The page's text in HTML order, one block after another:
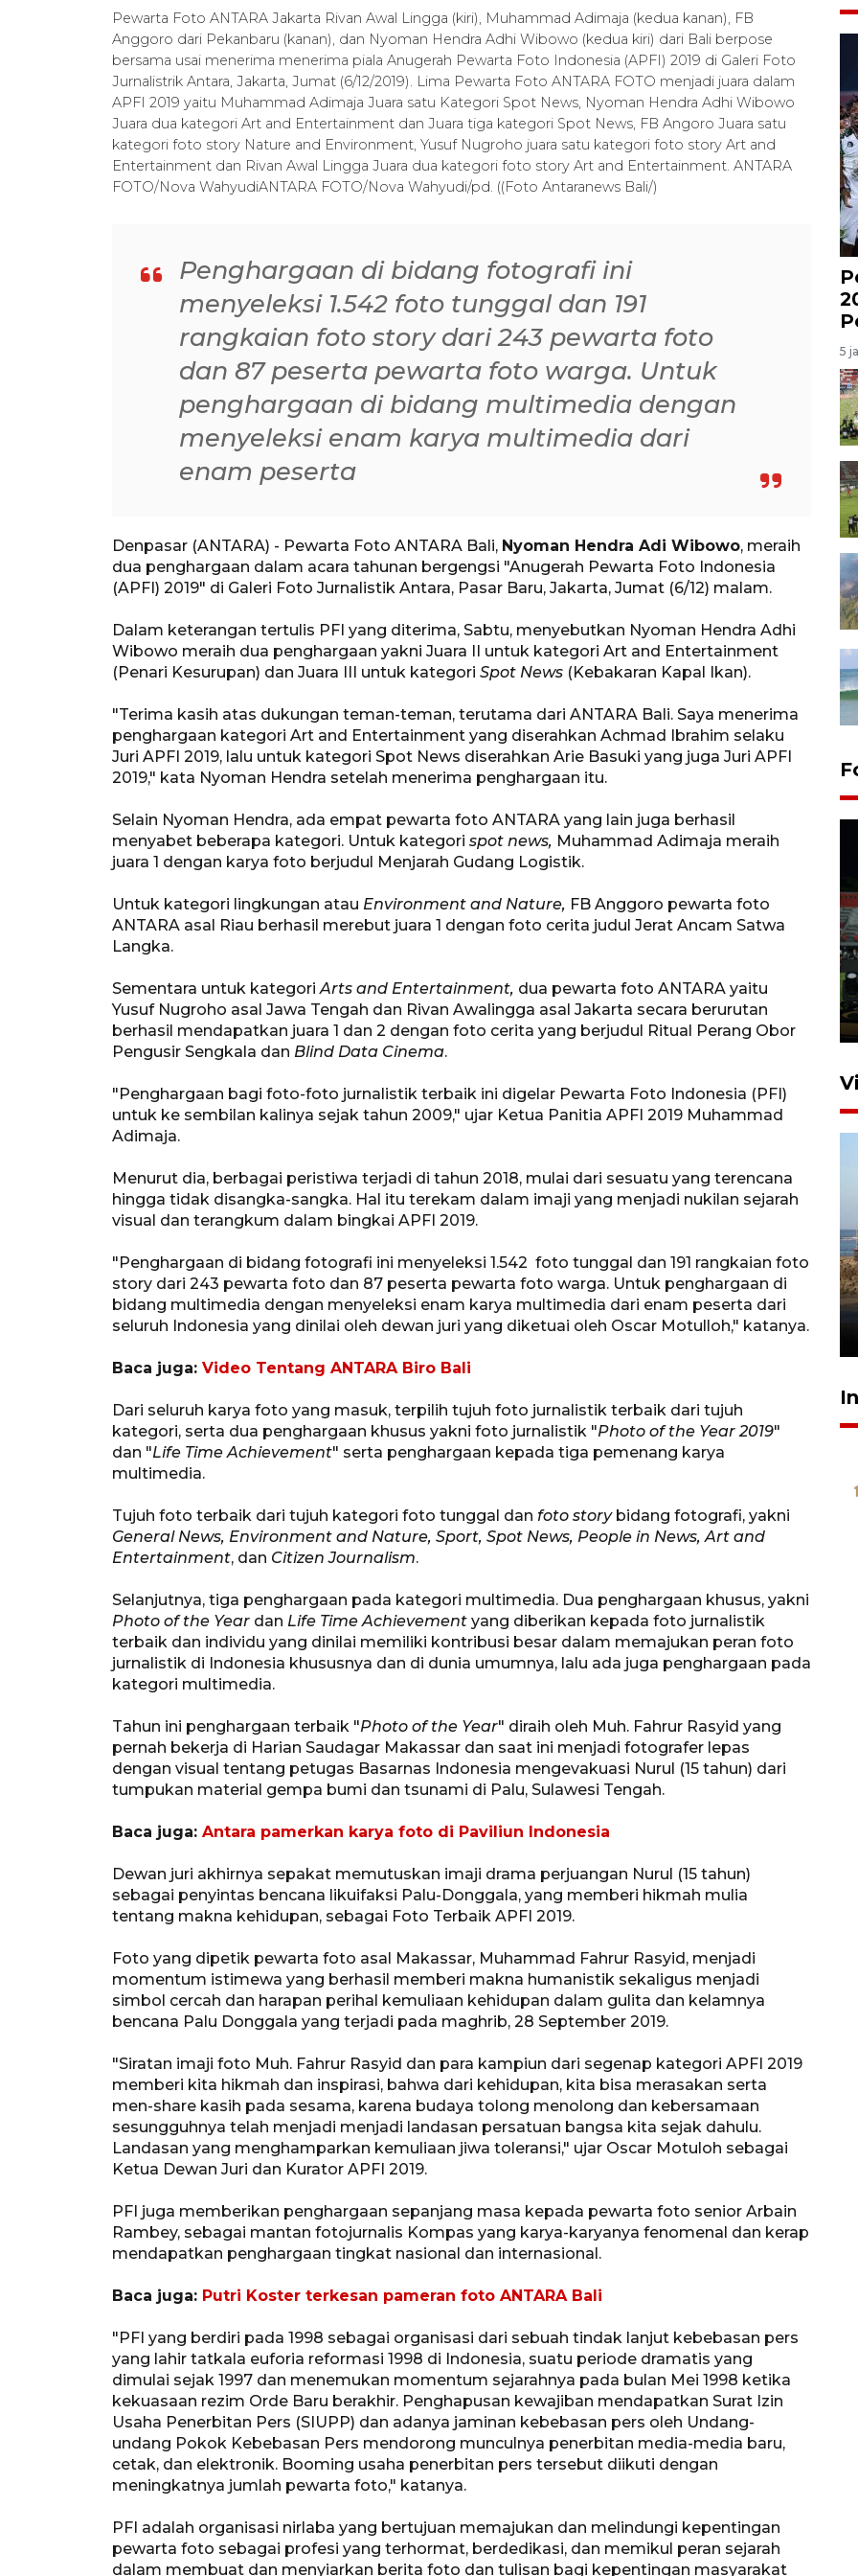
Pewarta Foto ANTARA Jakarta Rivan Awal Lingga (kiri), Muhammad Adimaja (kedua kanan), FB
Anggoro dari Pekanbaru (kanan), dan Nyoman Hendra Adhi Wibowo (kedua kiri) dari Bali berpose
bersama usai menerima menerima piala Anugerah Pewarta Foto Indonesia (APFI) 2019 di Galeri Foto
Jurnalistrik Antara, Jakarta, Jumat (6/12/2019). Lima Pewarta Foto ANTARA FOTO menjadi juara dalam
APFI 2019 yaitu Muhammad Adimaja Juara satu Kategori Spot News, Nyoman Hendra Adhi Wibowo
Juara dua kategori Art and Entertainment dan Juara tiga kategori Spot News, FB Angoro Juara satu
kategori foto story Nature and Environment, Yusuf Nugroho juara satu kategori foto story Art and
Entertainment dan Rivan Awal Lingga Juara dua kategori foto story Art and Entertainment. ANTARA
FOTO/Nova WahyudiANTARA FOTO/Nova Wahyudi/pd. ((Foto Antaranews Bali/)
Penghargaan di bidang fotografi ini
menyeleksi 1.542 foto tunggal dan 191
rangkaian foto story dari 243 pewarta foto
dan 87 peserta pewarta foto warga. Untuk
penghargaan di bidang multimedia dengan
menyeleksi enam karya multimedia dari
enam peserta
Denpasar (ANTARA) - Pewarta Foto ANTARA Bali, Nyoman Hendra Adi Wibowo, meraih
dua penghargaan dalam acara tahunan bergengsi "Anugerah Pewarta Foto Indonesia
(APFI) 2019" di Galeri Foto Jurnalistik Antara, Pasar Baru, Jakarta, Jumat (6/12) malam.
Dalam keterangan tertulis PFI yang diterima, Sabtu, menyebutkan Nyoman Hendra Adhi
Wibowo meraih dua penghargaan yakni Juara II untuk kategori Art and Entertainment
(Penari Kesurupan) dan Juara III untuk kategori Spot News (Kebakaran Kapal Ikan).
"Terima kasih atas dukungan teman-teman, terutama dari ANTARA Bali. Saya menerima
penghargaan kategori Art and Entertainment yang diserahkan Achmad Ibrahim selaku
Juri APFI 2019, lalu untuk kategori Spot News diserahkan Arie Basuki yang juga Juri APFI
2019," kata Nyoman Hendra setelah menerima penghargaan itu.
Selain Nyoman Hendra, ada empat pewarta foto ANTARA yang lain juga berhasil
menyabet beberapa kategori. Untuk kategori spot news, Muhammad Adimaja meraih
juara 1 dengan karya foto berjudul Menjarah Gudang Logistik.
Untuk kategori lingkungan atau Environment and Nature, FB Anggoro pewarta foto
ANTARA asal Riau berhasil merebut juara 1 dengan foto cerita judul Jerat Ancam Satwa
Langka.
Sementara untuk kategori Arts and Entertainment, dua pewarta foto ANTARA yaitu
Yusuf Nugroho asal Jawa Tengah dan Rivan Awalingga asal Jakarta secara berurutan
berhasil mendapatkan juara 1 dan 2 dengan foto cerita yang berjudul Ritual Perang Obor
Pengusir Sengkala dan Blind Data Cinema.
"Penghargaan bagi foto-foto jurnalistik terbaik ini digelar Pewarta Foto Indonesia (PFI)
untuk ke sembilan kalinya sejak tahun 2009," ujar Ketua Panitia APFI 2019 Muhammad
Adimaja.
Menurut dia, berbagai peristiwa terjadi di tahun 2018, mulai dari sesuatu yang terencana
hingga tidak disangka-sangka. Hal itu terekam dalam imaji yang menjadi nukilan sejarah
visual dan terangkum dalam bingkai APFI 2019.
"Penghargaan di bidang fotografi ini menyeleksi 1.542 foto tunggal dan 191 rangkaian foto
story dari 243 pewarta foto dan 87 peserta pewarta foto warga. Untuk penghargaan di
bidang multimedia dengan menyeleksi enam karya multimedia dari enam peserta dari
seluruh Indonesia yang dinilai oleh dewan juri yang diketuai oleh Oscar Motulloh," katanya.
Baca juga: Video Tentang ANTARA Biro Bali
Dari seluruh karya foto yang masuk, terpilih tujuh foto jurnalistik terbaik dari tujuh
kategori, serta dua penghargaan khusus yakni foto jurnalistik "Photo of the Year 2019"
dan "Life Time Achievement" serta penghargaan kepada tiga pemenang karya
multimedia.
Tujuh foto terbaik dari tujuh kategori foto tunggal dan foto storybidang fotografi, yakni
General News, Environment and Nature, Sport, Spot News, People in News, Art and
Entertainment, dan Citizen Journalism.
Selanjutnya, tiga penghargaan pada kategori multimedia. Dua penghargaan khusus, yakni
Photo of the Year dan Life Time Achievement yang diberikan kepada foto jurnalistik
terbaik dan individu yang dinilai memiliki kontribusi besar dalam memajukan peran foto
jurnalistik di Indonesia khususnya dan di dunia umumnya, lalu ada juga penghargaan pada
kategori multimedia.
Tahun ini penghargaan terbaik "Photo of the Year" diraih oleh Muh. Fahrur Rasyid yang
pernah bekerja di Harian Saudagar Makassar dan saat ini menjadi fotografer lepas
dengan visual tentang petugas Basarnas Indonesia mengevakuasi Nurul (15 tahun) dari
tumpukan material gempa bumi dan tsunami di Palu, Sulawesi Tengah.
Baca juga: Antara pamerkan karya foto di Paviliun Indonesia
Dewan juri akhirnya sepakat memutuskan imaji drama perjuangan Nurul (15 tahun)
sebagai penyintas bencana likuifaksi Palu-Donggala, yang memberi hikmah mulia
tentang makna kehidupan, sebagai Foto Terbaik APFI 2019.
Foto yang dipetik pewarta foto asal Makassar, Muhammad Fahrur Rasyid, menjadi
momentum istimewa yang berhasil memberi makna humanistik sekaligus menjadi
simbol cercah dan harapan perihal kemuliaan kehidupan dalam gulita dan kelamnya
bencana Palu Donggala yang terjadi pada maghrib, 28 September 2019.
"Siratan imaji foto Muh. Fahrur Rasyid dan para kampiun dari segenap kategori APFI 2019
memberi kita hikmah dan inspirasi, bahwa dari kehidupan, kita bisa merasakan serta
men-share kasih pada sesama, karena budaya tolong menolong dan kebersamaan
sesungguhnya telah menjadi menjadi landasan persatuan bangsa kita sejak dahulu.
Landasan yang menghamparkan kemuliaan jiwa toleransi," ujar Oscar Motuloh sebagai
Ketua Dewan Juri dan Kurator APFI 2019.
PFI juga memberikan penghargaan sepanjang masa kepada pewarta foto senior Arbain
Rambey, sebagai mantan fotojurnalis Kompas yang karya-karyanya fenomenal dan kerap
mendapatkan penghargaan tingkat nasional dan internasional.
Baca juga: Putri Koster terkesan pameran foto ANTARA Bali
"PFI yang berdiri pada 1998 sebagai organisasi dari sebuah tindak lanjut kebebasan pers
yang lahir tatkala euforia reformasi 1998 di Indonesia, suatu periode dramatis yang
dimulai sejak 1997 dan menemukan momentum sejarahnya pada bulan Mei 1998 ketika
kekuasaan rezim Orde Baru berakhir. Penghapusan kewajiban mendapatkan Surat Izin
Usaha Penerbitan Pers (SIUPP) dan adanya jaminan kebebasan pers oleh Undang-
undang Pokok Kebebasan Pers mendorong munculnya penerbitan media-media baru,
cetak, dan elektronik. Booming usaha penerbitan pers tersebut diikuti dengan
meningkatnya jumlah pewarta foto," katanya.
PFI adalah organisasi nirlaba yang bertujuan memajukan dan melindungi kepentingan
pewarta foto sebagai profesi yang terhormat, berdedikasi, dan memikul peran sejarah
dalam membuat dan menyiarkan berita foto dan tulisan bagi kepentingan masyarakat
5
Tiga matra TNI unjuk
latihan di Kepri
5 Agustus 2026 16:28
Kemen LH, KKP, dan Gubernur
Bali tanam ribuan bibit
mangrove
26 Juli 2026 21:18
Vaksin HPV untuk siswa laki-
laki